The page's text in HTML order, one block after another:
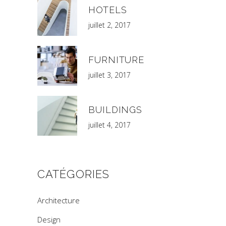
HOTELS
juillet 2, 2017
FURNITURE
juillet 3, 2017
BUILDINGS
juillet 4, 2017
CATÉGORIES
Architecture
Design